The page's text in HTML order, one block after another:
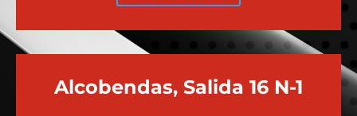
Alcobendas, Salida 16 N-1